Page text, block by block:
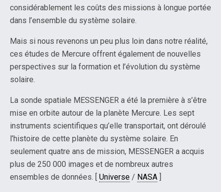
considérablement les coûts des missions à longue portée
dans l’ensemble du système solaire.
Mais si nous revenons un peu plus loin dans notre réalité,
ces études de Mercure offrent également de nouvelles
perspectives sur la formation et l’évolution du système
solaire.
La sonde spatiale MESSENGER a été la première à s’être
mise en orbite autour de la planète Mercure. Les sept
instruments scientifiques qu’elle transportait, ont déroulé
l’histoire de cette planète du système solaire. En
seulement quatre ans de mission, MESSENGER a acquis
plus de 250 000 images et de nombreux autres
ensembles de données. [ Universe / NASA ]